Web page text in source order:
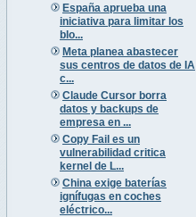
España aprueba una
iniciativa para limitar los
blo...
Meta planea abastecer
sus centros de datos de IA
c...
Claude Cursor borra
datos y backups de
empresa en ...
Copy Fail es un
vulnerabilidad critica
kernel de L...
China exige baterías
ignífugas en coches
eléctrico...